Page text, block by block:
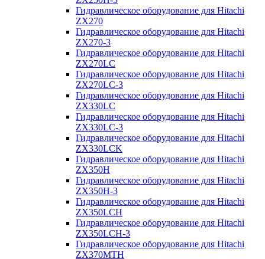
Гидравлическое оборудование для Hitachi
ZX270
Гидравлическое оборудование для Hitachi
ZX270-3
Гидравлическое оборудование для Hitachi
ZX270LC
Гидравлическое оборудование для Hitachi
ZX270LC-3
Гидравлическое оборудование для Hitachi
ZX330LC
Гидравлическое оборудование для Hitachi
ZX330LC-3
Гидравлическое оборудование для Hitachi
ZX330LCK
Гидравлическое оборудование для Hitachi
ZX350H
Гидравлическое оборудование для Hitachi
ZX350H-3
Гидравлическое оборудование для Hitachi
ZX350LCH
Гидравлическое оборудование для Hitachi
ZX350LCH-3
Гидравлическое оборудование для Hitachi
ZX370MTH